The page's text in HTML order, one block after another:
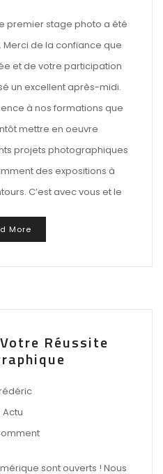
premier stage photo a été
Merci de la confiance que
et de votre participation
un excellent après-midi.
à nos formations que
mettre en oeuvre
projets photographiques
des expositions à
C’est avec vous et le
More
Réussite
Actu
sont ouverts ! Nous